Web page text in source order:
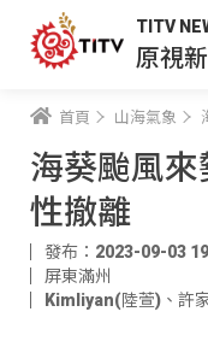
TITV
原視
首頁 山海氣象
海葵颱風
性撤離
發布：2023-09-03
屏東滿州
Kimliyan(陸萱) 、 許